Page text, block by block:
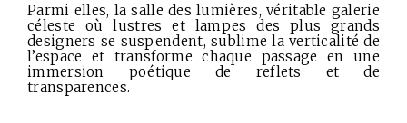
Parmi elles, la salle des lumières, véritable galerie
céleste où lustres et lampes des plus grands
designers se suspendent, sublime la verticalité de
l’espace et transforme chaque passage en une
immersion poétique de reflets et de
transparences.